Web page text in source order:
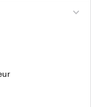
expand_more